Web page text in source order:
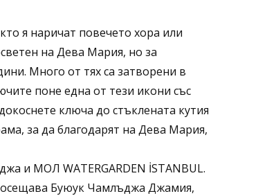
я наричат повечето хора или
на Дева Мария, но за
Много от тях са затворени в
поне една от тези икони със
ключа до стъклената кутия
за да благодарят на Дева Мария,
и МОЛ WATERGARDEN İSTANBUL.
Буюук Чамлъджа Джамия,